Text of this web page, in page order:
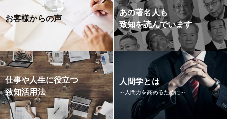
お客様からの声
あの著名人も
致知を読んでいます
仕事や人生に役立つ
致知活用法
人間学とは
～人間力を高めるために～